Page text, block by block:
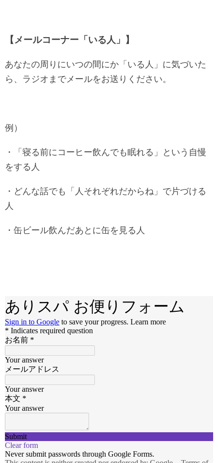
【メールコーナー「いる人」】
あなたの周りにいつの間にか「いる人」に気づいた
ら、ラジオまでメールをお送りください。
例）
・「寝る前にコーヒー飲んでも眠れる」という自慢
をする人
・どんな話でも「人それぞれだからね」で片づける
人
・缶ビール飲んだあとに缶を見る人